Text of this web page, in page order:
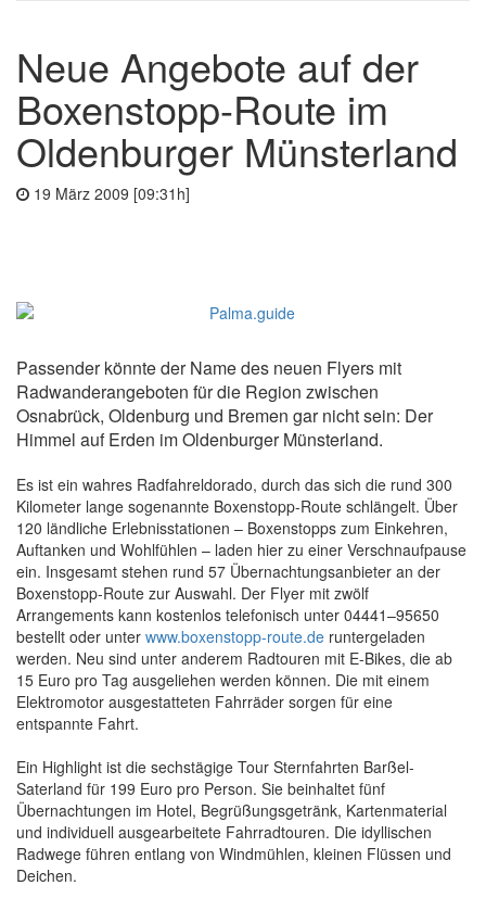
Neue Angebote auf der
Boxenstopp-Route im
Oldenburger Münsterland
19 März 2009 [09:31h]
Passender könnte der Name des neuen Flyers mit
Radwanderangeboten für die Region zwischen
Osnabrück, Oldenburg und Bremen gar nicht sein: Der
Himmel auf Erden im Oldenburger Münsterland.
Es ist ein wahres Radfahreldorado, durch das sich die rund 300
Kilometer lange sogenannte Boxenstopp-Route schlängelt. Über
120 ländliche Erlebnisstationen – Boxenstopps zum Einkehren,
Auftanken und Wohlfühlen – laden hier zu einer Verschnaufpause
ein. Insgesamt stehen rund 57 Übernachtungsanbieter an der
Boxenstopp-Route zur Auswahl. Der Flyer mit zwölf
Arrangements kann kostenlos telefonisch unter 04441–95650
bestellt oder unter www.boxenstopp-route.de runtergeladen
werden. Neu sind unter anderem Radtouren mit E-Bikes, die ab
15 Euro pro Tag ausgeliehen werden können. Die mit einem
Elektromotor ausgestatteten Fahrräder sorgen für eine
entspannte Fahrt.
Ein Highlight ist die sechstägige Tour Sternfahrten Barßel-
Saterland für 199 Euro pro Person. Sie beinhaltet fünf
Übernachtungen im Hotel, Begrüßungsgetränk, Kartenmaterial
und individuell ausgearbeitete Fahrradtouren. Die idyllischen
Radwege führen entlang von Windmühlen, kleinen Flüssen und
Deichen.